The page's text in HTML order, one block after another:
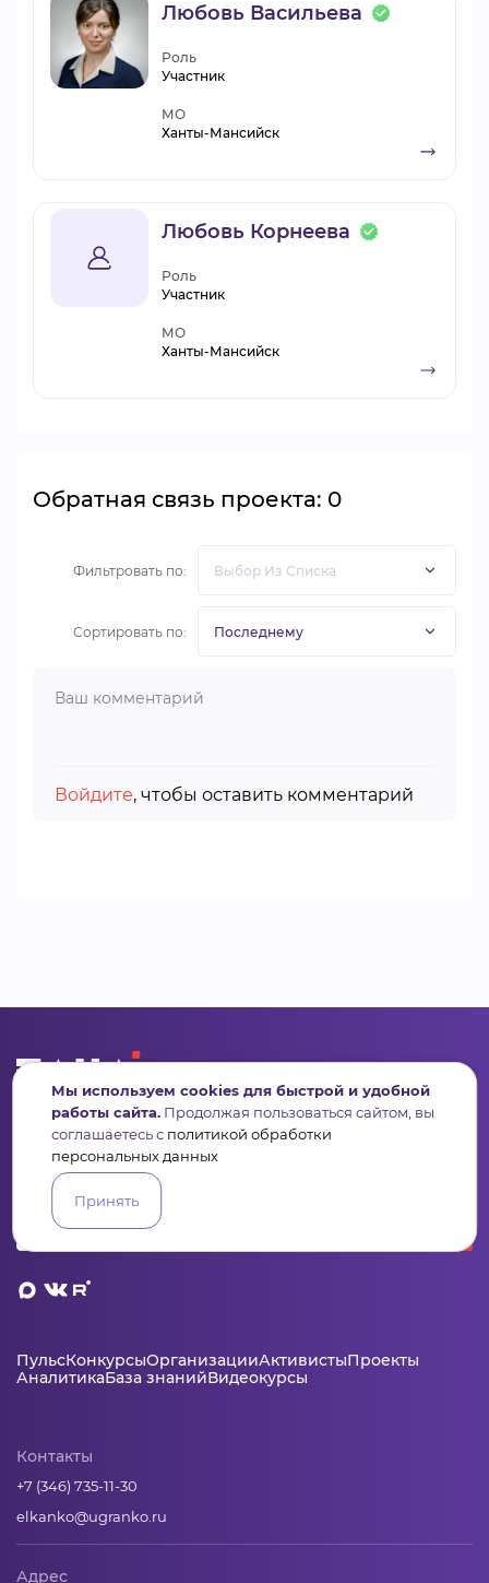
Любовь Васильева
Роль
Участник
МО
Ханты-Мансийск
Любовь Корнеева
Роль
Участник
МО
Ханты-Мансийск
Обратная связь проекта: 0
Фильтровать по:
Сортировать по:
Войдите, чтобы оставить комментарий
Сервис для некоммерческих организаций
и социальных предпринимателей
Подпишись на рассылку дайджест, новости, мероприятия
ПульсКонкурсыОрганизацииАктивистыПроекты
АналитикаБаза знанийВидеокурсы
Контакты
+7 (346) 735-11-30
elkanko@ugranko.ru
Адрес
Мы используем cookies для быстрой и удобной
работы сайта. Продолжая пользоваться сайтом, вы
соглашаетесь с политикой обработки
персональных данных
Принять